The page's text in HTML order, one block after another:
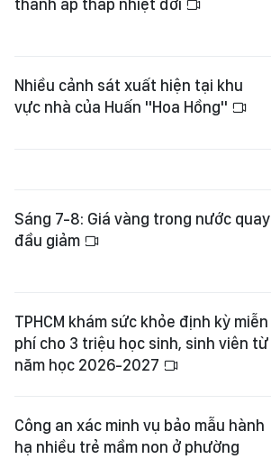
Nhiều cảnh sát xuất hiện tại khu
vực nhà của Huấn "Hoa Hồng"
Sáng 7-8: Giá vàng trong nước quay
đầu giảm
TPHCM khám sức khỏe định kỳ miễn
phí cho 3 triệu học sinh, sinh viên từ
năm học 2026-2027
Công an xác minh vụ bảo mẫu hành
hạ nhiều trẻ mầm non ở phường